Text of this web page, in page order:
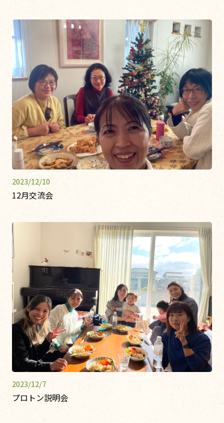
2023/12/10
12月交流会
2023/12/7
プロトン説明会